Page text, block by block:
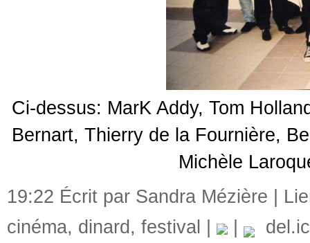
Ci-dessus: MarK Addy, Tom
Bernart, Thierry de la Fournière,
Michèle
19:22 Écrit par Sandra Mézière |
cinéma, dinard , festival